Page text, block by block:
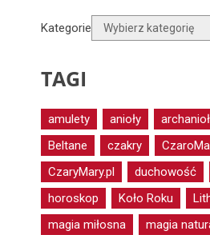
Kategorie
TAGI
amulety anioły
Beltane
czakry
CzaryMary.pl
duchowość
horoskop
Koło Roku
magia miłosna
magia